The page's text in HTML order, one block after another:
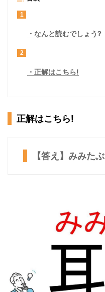
1
なんと読むでしょう?
2
正解はこちら!
正解はこちら!
【答え】みみたぶ